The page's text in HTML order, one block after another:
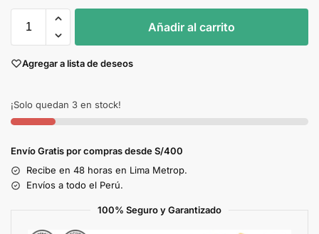
Añadir al carrito
Agregar a lista de deseos
¡Solo quedan 3 en stock!
Envío Gratis por compras desde S/400
Recibe en 48 horas en Lima Metrop.
Envíos a todo el Perú.
100% Seguro y Garantizado